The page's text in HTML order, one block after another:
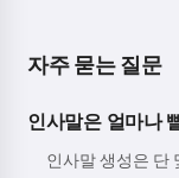
자주 묻는 질문
인사말은 얼마나
인사말 생성은 단